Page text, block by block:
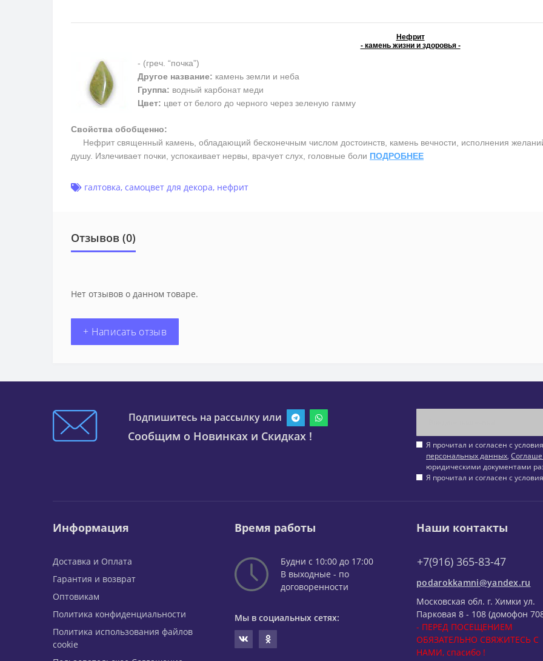
Нефрит
- камень жизни и здоровья -
- (греч. “почка”)
Другое название: камень земли и неба
Группа: водный карбонат меди
Цвет: цвет от белого до черного через зеленую гамму
Свойства обобщенно:
Нефрит священный камень, обладающий бесконечным числом достоинств, камень вечности, исполнения
душу. Излечивает почки, успокаивает нервы, врачует слух, головные боли ПОДРОБНЕЕ
галтовка, самоцвет для декора, нефрит
Отзывов (0)
Нет отзывов о данном товаре.
+ Написать отзыв
Подпишитесь на рассылку или
Сообщим о Новинках и Скидках !
Я прочитал и согласен с
персональных данных,
юридическими документами
Я прочитал и согласен с
Информация
Доставка и Оплата
Гарантия и возврат
Оптовикам
Политика конфиденциальности
Политика использования файлов
cookie
Время работы
Будни с 10:00 до 17:00
В выходные - по
договоренности
Мы в социальных сетях:
Наши контакты
+7(916) 365-83-47
podarokkamni@yandex.ru
Московская обл. г. Химки ул.
Парковая 8 - 108 (домофон
- ПЕРЕД ПОСЕЩЕНИЕМ
ОБЯЗАТЕЛЬНО СВЯЖИТЕСЬ С
НАМИ, спасибо !